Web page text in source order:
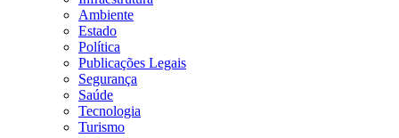
Ambiente
Estado
Política
Publicações Legais
Segurança
Saúde
Tecnologia
Turismo